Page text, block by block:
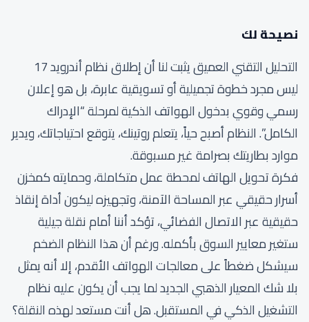
نصيحة لك
التحليل التقني العميق يثبت لنا أن إطلاق نظام أندرويد 17
ليس مجرد خطوة تجميلية أو تسويقية عابرة، بل هو إعلان
رسمي وقوي بدخول الهواتف الذكية لمرحلة “الإدراك
الكامل”. النظام أصبح حياً، يتعلم روتينك، يتوقع احتياجاتك، ويدير
موارد بطاريتك بصرامة غير مسبوقة.
فكرة تحويل الهاتف لمحطة عمل متكاملة، وحمايته كمخزن
أسرار حقيقي عبر المساحة الآمنة، وتجهيزه ليكون أداة إنقاذ
حقيقية عبر الاتصال الفضائي، تؤكد أننا أمام نقلة جيلية
ستغير معايير السوق بأكمله. ورغم أن هذا النظام الضخم
سيشكل ضغطاً على معالجات الهواتف الأقدم، إلا أنه يمثل
بلا شك المعيار الذهبي الجديد لما يجب أن يكون عليه نظام
التشغيل الذكي في المستقبل. هل أنت مستعد لهذه النقلة؟